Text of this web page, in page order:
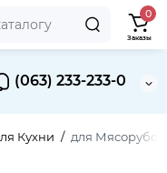
(063) 233-233-0
0
Заказы
Кухни для Мясорубок